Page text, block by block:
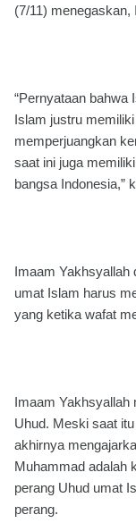
(7/11)
“Pernyataan bahwa
Islam justru
memperjuangkan
saat ini juga
bangsa Indonesia,”
Imaam Yakhsyallah
umat Islam harus
yang ketika wafat
Imaam Yakhsyallah
Uhud. Meski saat
akhirnya
Muhammad adalah
perang Uhud umat
perang.